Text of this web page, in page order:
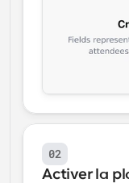
02
Activer la